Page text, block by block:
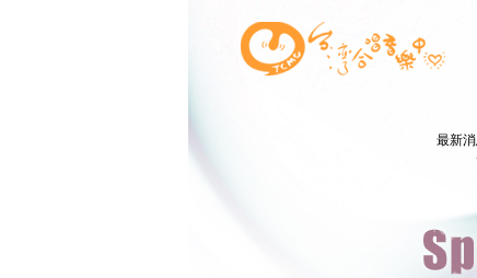
最新